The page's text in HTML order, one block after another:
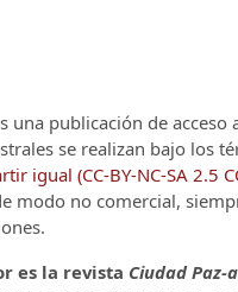
una publicación de
se realizan bajo los
igual (CC-BY-NC-SA 2.5
modo no comercial,
es la revista Ciudad Paz-